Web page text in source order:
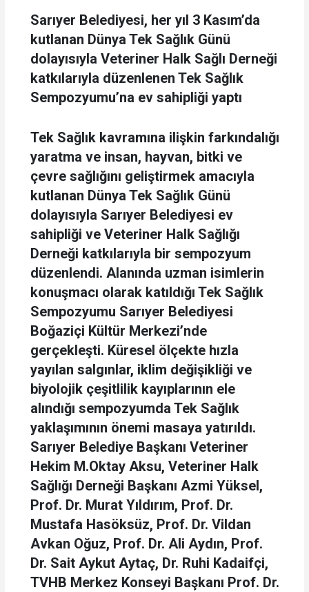
Sarıyer Belediyesi, her yıl 3 Kasım’da
kutlanan Dünya Tek Sağlık Günü
dolayısıyla Veteriner Halk Sağlı Derneği
katkılarıyla düzenlenen Tek Sağlık
Sempozyumu’na ev sahipliği yaptı
Tek Sağlık kavramına ilişkin farkındalığı
yaratma ve insan, hayvan, bitki ve
çevre sağlığını geliştirmek amacıyla
kutlanan Dünya Tek Sağlık Günü
dolayısıyla Sarıyer Belediyesi ev
sahipliği ve Veteriner Halk Sağlığı
Derneği katkılarıyla bir sempozyum
düzenlendi. Alanında uzman isimlerin
konuşmacı olarak katıldığı Tek Sağlık
Sempozyumu Sarıyer Belediyesi
Boğaziçi Kültür Merkezi’nde
gerçekleşti. Küresel ölçekte hızla
yayılan salgınlar, iklim değişikliği ve
biyolojik çeşitlilik kayıplarının ele
alındığı sempozyumda Tek Sağlık
yaklaşımının önemi masaya yatırıldı.
Sarıyer Belediye Başkanı Veteriner
Hekim M.Oktay Aksu, Veteriner Halk
Sağlığı Derneği Başkanı Azmi Yüksel,
Prof. Dr. Murat Yıldırım, Prof. Dr.
Mustafa Hasöksüz, Prof. Dr. Vildan
Avkan Oğuz, Prof. Dr. Ali Aydın, Prof.
Dr. Sait Aykut Aytaç, Dr. Ruhi Kadaifçi,
TVHB Merkez Konseyi Başkanı Prof. Dr.